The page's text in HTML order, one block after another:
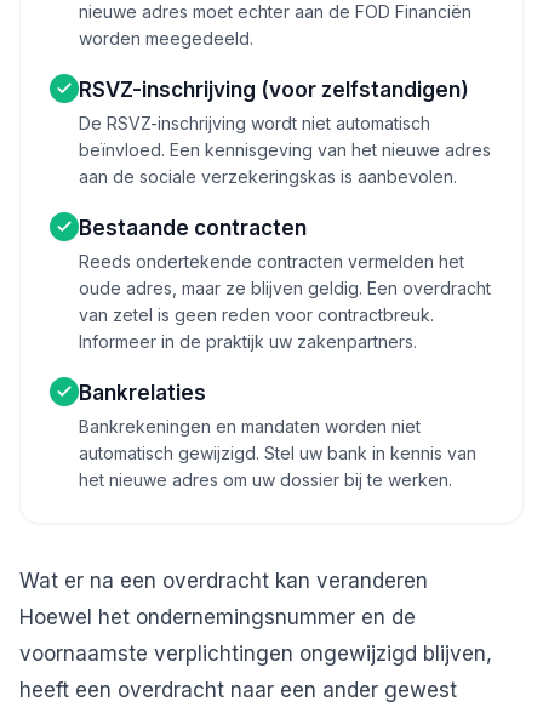
nieuwe adres moet echter aan de FOD Financiën
worden meegedeeld.
RSVZ-inschrijving (voor zelfstandigen)
De RSVZ-inschrijving wordt niet automatisch
beïnvloed. Een kennisgeving van het nieuwe adres
aan de sociale verzekeringskas is aanbevolen.
Bestaande contracten
Reeds ondertekende contracten vermelden het
oude adres, maar ze blijven geldig. Een overdracht
van zetel is geen reden voor contractbreuk.
Informeer in de praktijk uw zakenpartners.
Bankrelaties
Bankrekeningen en mandaten worden niet
automatisch gewijzigd. Stel uw bank in kennis van
het nieuwe adres om uw dossier bij te werken.
Wat er na een overdracht kan veranderen
Hoewel het ondernemingsnummer en de
voornaamste verplichtingen ongewijzigd blijven,
heeft een overdracht naar een ander gewest